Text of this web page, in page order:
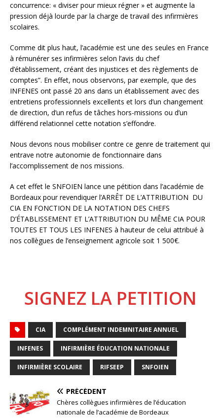
concurrence: « diviser pour mieux régner » et augmente la
pression déjà lourde par la charge de travail des infirmières
scolaires.
Comme dit plus haut, l’académie est une des seules en France
à rémunérer ses infirmières selon l’avis du chef
d’établissement, créant des injustices et des règlements de
comptes”. En effet, nous observons, par exemple, que des
INFENES ont passé 20 ans dans un établissement avec des
entretiens professionnels excellents et lors d’un changement
de direction, d’un refus de tâches hors-missions ou d’un
différend relationnel cette notation s’effondre.
Nous devons nous mobiliser contre ce genre de traitement qui
entrave notre autonomie de fonctionnaire dans
l’accomplissement de nos missions.
A cet effet le SNFOIEN lance une pétition dans l’académie de
Bordeaux pour revendiquer l’ARRÊT DE L’ATTRIBUTION DU
CIA EN FONCTION DE LA NOTATION DES CHEFS
D’ÉTABLISSEMENT ET L’ATTRIBUTION DU MÊME CIA POUR
TOUTES ET TOUS LES INFENES à hauteur de celui attribué à
nos collègues de l’enseignement agricole soit 1 500€.
SIGNEZ LA PETITION
CIA COMPLÉMENT INDEMNITAIRE ANNUEL
INFENES INFIRMIÈRE ÉDUCATION NATIONALE
INFIRMIÈRE SCOLAIRE RIFSEEP SNFOIEN
PRÉCÉDENT
Chères collègues infirmières de l’éducation
nationale de l’académie de Bordeaux